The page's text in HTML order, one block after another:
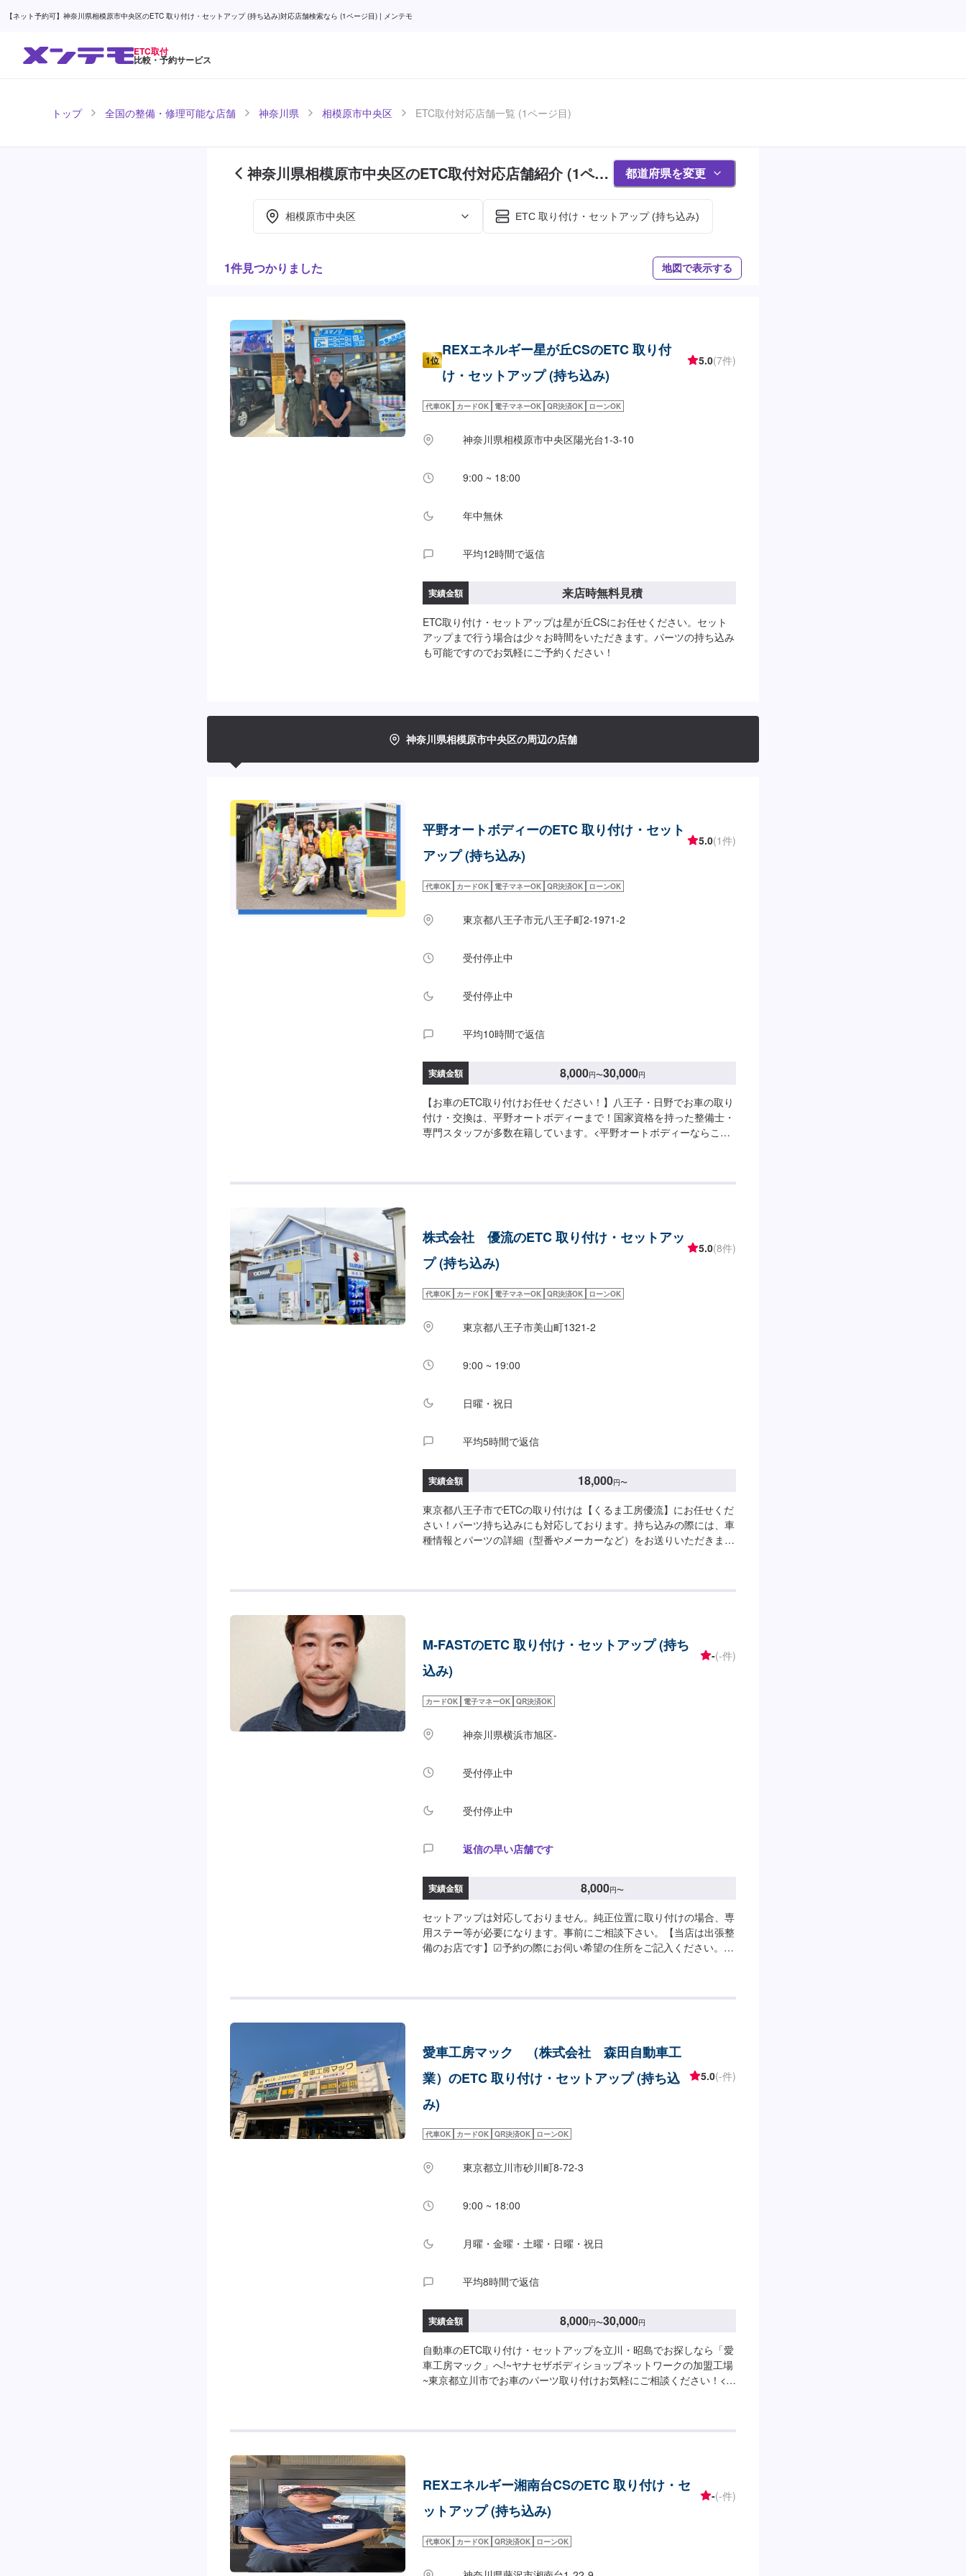
【ネット予約可】神奈川県相模原市中央区のETC 取り付け・セットアップ (持ち込み)対応店舗検索なら (1ページ目) | メンテモ
ETC取付
比較・予約サービス
トップ 全国の整備・修理可能な店舗 神奈川県 相模原市中央区 ETC取付対応店舗一覧 (1ページ目)
神奈川県相模原市中央区のETC取付対応店舗紹介 (1ペー
ジ目)
都道府県を変更
相模原市中央区 ETC 取り付け・セットアップ (持ち込み)
1件見つかりました 地図で表示する
1位
REXエネルギー星が丘CSのETC 取り付
け・セットアップ (持ち込み)
5.0(7件)
代車OK カードOK 電子マネーOK QR決済OK ローンOK
神奈川県相模原市中央区陽光台1-3-10
9:00 ~ 18:00
年中無休
平均12時間で返信
実績金額 来店時無料見積
ETC取り付け・セットアップは星が丘CSにお任せください。セット
アップまで行う場合は少々お時間をいただきます。パーツの持ち込み
も可能ですのでお気軽にご予約ください！
神奈川県相模原市中央区の周辺の店舗
平野オートボディーのETC 取り付け・セット
アップ (持ち込み)
5.0(1件)
代車OK カードOK 電子マネーOK QR決済OK ローンOK
東京都八王子市元八王子町2-1971-2
受付停止中
受付停止中
平均10時間で返信
実績金額 8,000円〜30,000円
【お車のETC取り付けお任せください！】八王子・日野でお車の取り
付け・交換は、平野オートボディーまで！国家資格を持った整備士・
専門スタッフが多数在籍しています。<平野オートボディーならここ
について>通常：1~3日<営業時間>9:30~18:00
株式会社 優流のETC 取り付け・セットアッ
プ (持ち込み)
5.0(8件)
代車OK カードOK 電子マネーOK QR決済OK ローンOK
東京都八王子市美山町1321-2
9:00 ~ 19:00
日曜・祝日
平均5時間で返信
実績金額 18,000円〜
東京都八王子市でETCの取り付けは【くるま工房優流】にお任せくだ
さい！パーツ持ち込みにも対応しております。持ち込みの際には、車
種情報とパーツの詳細（型番やメーカーなど）をお送りいただきます
車は、教育体制の行き届いたスタッフと最新の環境で、ご相談窓口か
ら実際の作業、納車に至るまでを一人の職人が担当しています。それ
はお客様との信頼を築くためでもあり、納車までの期間を短縮するた
供し「また来るよ！」と言っていただくプロセスが優流のトータルサ
見積りにご納得いただければ作業開始【4】仕上がり次第納車参考金
アクア18,000円・トヨタアルファード18,000円・トヨタランドクル
ーザー18,000円・メルセデスC18018,000円※金額は変動する可能性
中は代車をご利用ください。※代車の燃料代はお客様にご負担いただ
9:00~19:00
M-FASTのETC 取り付け・セットアップ (持ち
込み)
-(-件)
カードOK 電子マネーOK QR決済OK
神奈川県横浜市旭区-
受付停止中
受付停止中
返信の早い店舗です
実績金額 8,000円〜
セットアップは対応しておりません。純正位置に取り付けの場合、専
用ステー等が必要になります。事前にご相談下さい。【当店は出張整
備のお店です】☑︎予約の際にお伺い希望の住所をご記入ください。☑︎
愛車工房マック （株式会社 森田自動車工
業）のETC 取り付け・セットアップ (持ち込
み)
5.0(-件)
代車OK カードOK QR決済OK ローンOK
東京都立川市砂川町8-72-3
9:00 ~ 18:00
月曜・金曜・土曜・日曜・祝日
平均8時間で返信
実績金額 8,000円〜30,000円
自動車のETC取り付け・セットアップを立川・昭島でお探しなら「愛
車工房マック」へ!~ヤナセザボディショップネットワークの加盟工場
~東京都立川市でお車のパーツ取り付けお気軽にご相談ください！<愛
ています。お車の作業中は代車をご利用ください。※代車の燃料代は
お客様にご負担いただいております。※状況により貸し出しできかね
る場合もございます。<定休日・営業時間>【平日】8:30～19:00【土
REXエネルギー湘南台CSのETC 取り付け・セ
ットアップ (持ち込み)
-(-件)
代車OK カードOK QR決済OK ローンOK